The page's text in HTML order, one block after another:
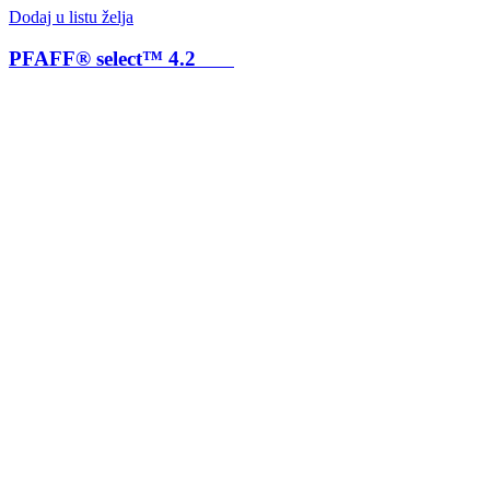
Dodaj u listu želja
PFAFF® select™ 4.2